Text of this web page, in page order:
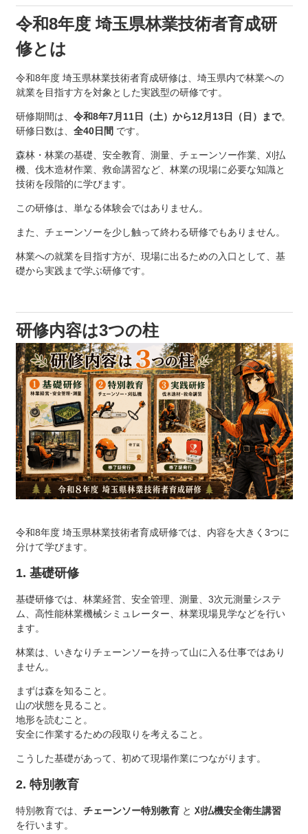
令和8年度 埼玉県林業技術者育成研
修とは
令和8年度 埼玉県林業技術者育成研修は、埼玉県内で林業への
就業を目指す方を対象とした実践型の研修です。
研修期間は、 令和8年7月11日（土）から12月13日（日）まで。
研修日数は、 全40日間 です。
森林・林業の基礎、安全教育、測量、チェーンソー作業、刈払
機、伐木造材作業、救命講習など、林業の現場に必要な知識と
技術を段階的に学びます。
この研修は、単なる体験会ではありません。
また、チェーンソーを少し触って終わる研修でもありません。
林業への就業を目指す方が、現場に出るための入口として、基
礎から実践まで学ぶ研修です。
研修内容は3つの柱
令和8年度 埼玉県林業技術者育成研修では、内容を大きく3つに
分けて学びます。
1. 基礎研修
基礎研修では、林業経営、安全管理、測量、3次元測量システ
ム、高性能林業機械シミュレーター、林業現場見学などを行い
ます。
林業は、いきなりチェーンソーを持って山に入る仕事ではあり
ません。
まずは森を知ること。
山の状態を見ること。
地形を読むこと。
安全に作業するための段取りを考えること。
こうした基礎があって、初めて現場作業につながります。
2. 特別教育
特別教育では、 チェーンソー特別教育と 刈払機安全衛生講習
を行います。